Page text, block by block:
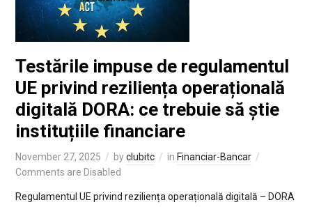
Testările impuse de regulamentul
UE privind reziliența operațională
digitală DORA: ce trebuie să știe
instituțiile financiare
November 27, 2025 byclubitc in Financiar-Bancar
Comments are Disabled
Regulamentul UE privind reziliența operațională digitală – DORA